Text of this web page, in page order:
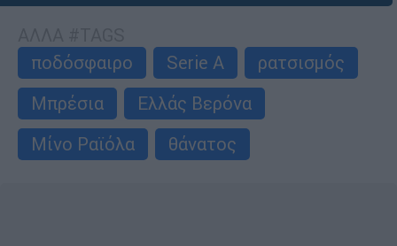
ποδόσφαιρο
Serie A
ρατσισμός
Μπρέσια
Ελλάς Βερόνα
Μίνο Ραϊόλα
θάνατος